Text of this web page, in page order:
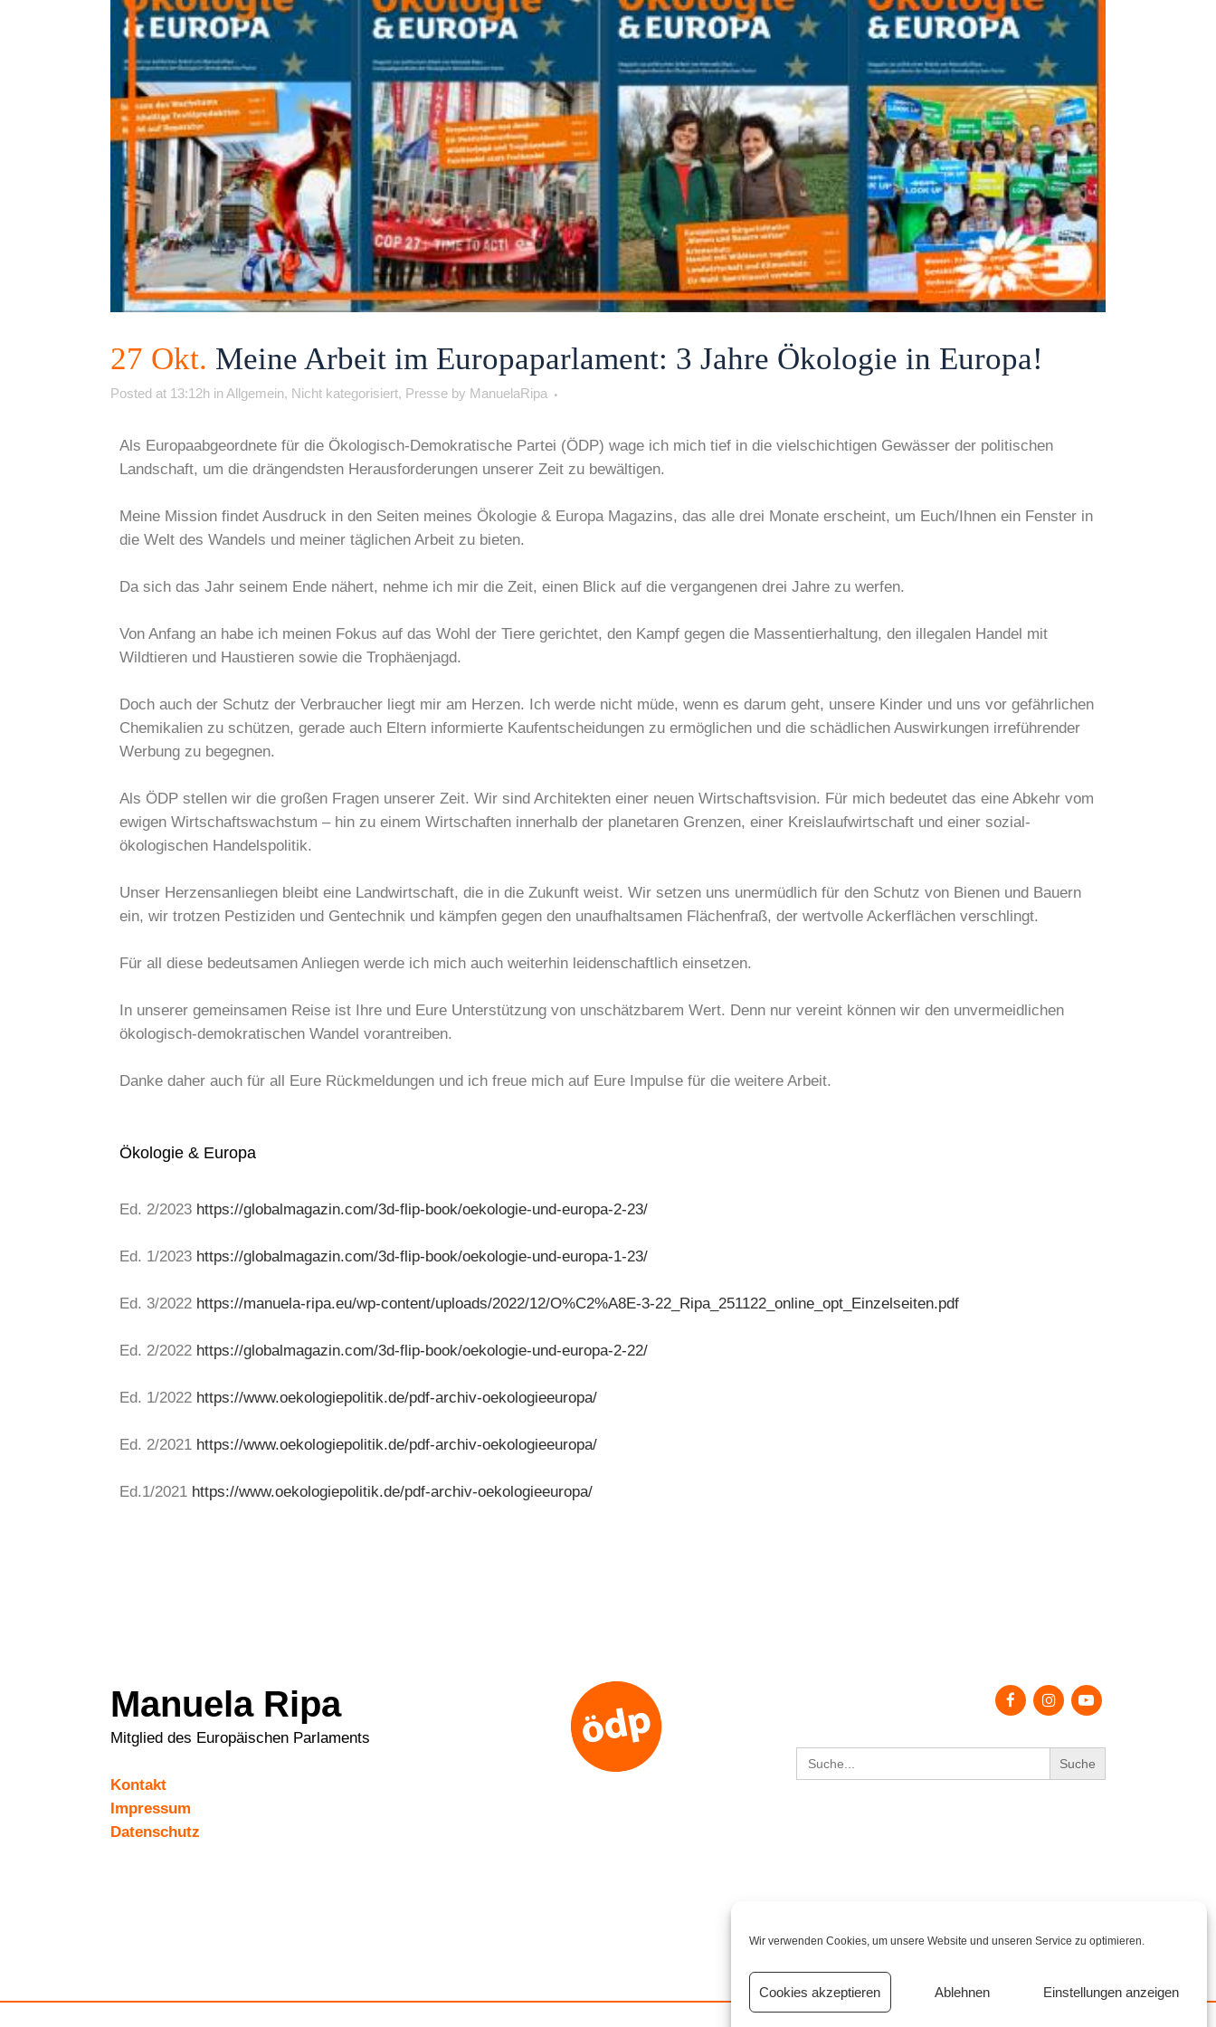
Wir verwenden Cookies, um unsere Website und unseren Service zu optimieren.
Cookies akzeptieren Ablehnen Einstellungen anzeigen
27 Okt. Meine Arbeit im Europaparlament: 3 Jahre Ökologie in Europa!
Posted at 13:12h inAllgemein, Nicht kategorisiert, Presse by ManuelaRipa
Als Europaabgeordnete für die Ökologisch-Demokratische Partei (ÖDP) wage ich mich tief in die vielschichtigen Gewässer der politischen
Landschaft, um die drängendsten Herausforderungen unserer Zeit zu bewältigen.
Meine Mission findet Ausdruck in den Seiten meines Ökologie & Europa Magazins, das alle drei Monate erscheint, um Euch/Ihnen ein Fenster in
die Welt des Wandels und meiner täglichen Arbeit zu bieten.
Da sich das Jahr seinem Ende nähert, nehme ich mir die Zeit, einen Blick auf die vergangenen drei Jahre zu werfen.
Von Anfang an habe ich meinen Fokus auf das Wohl der Tiere gerichtet, den Kampf gegen die Massentierhaltung, den illegalen Handel mit
Wildtieren und Haustieren sowie die Trophäenjagd.
Doch auch der Schutz der Verbraucher liegt mir am Herzen. Ich werde nicht müde, wenn es darum geht, unsere Kinder und uns vor gefährlichen
Chemikalien zu schützen, gerade auch Eltern informierte Kaufentscheidungen zu ermöglichen und die schädlichen Auswirkungen irreführender
Werbung zu begegnen.
Als ÖDP stellen wir die großen Fragen unserer Zeit. Wir sind Architekten einer neuen Wirtschaftsvision. Für mich bedeutet das eine Abkehr vom
ewigen Wirtschaftswachstum – hin zu einem Wirtschaften innerhalb der planetaren Grenzen, einer Kreislaufwirtschaft und einer sozial-
ökologischen Handelspolitik.
Unser Herzensanliegen bleibt eine Landwirtschaft, die in die Zukunft weist. Wir setzen uns unermüdlich für den Schutz von Bienen und Bauern
ein, wir trotzen Pestiziden und Gentechnik und kämpfen gegen den unaufhaltsamen Flächenfraß, der wertvolle Ackerflächen verschlingt.
Für all diese bedeutsamen Anliegen werde ich mich auch weiterhin leidenschaftlich einsetzen.
In unserer gemeinsamen Reise ist Ihre und Eure Unterstützung von unschätzbarem Wert. Denn nur vereint können wir den unvermeidlichen
ökologisch-demokratischen Wandel vorantreiben.
Danke daher auch für all Eure Rückmeldungen und ich freue mich auf Eure Impulse für die weitere Arbeit.
Ökologie & Europa
Ed. 2/2023 https://globalmagazin.com/3d-flip-book/oekologie-und-europa-2-23/
Ed. 1/2023 https://globalmagazin.com/3d-flip-book/oekologie-und-europa-1-23/
Ed. 3/2022 https://manuela-ripa.eu/wp-content/uploads/2022/12/O%C2%A8E-3-22_Ripa_251122_online_opt_Einzelseiten.pdf
Ed. 2/2022 https://globalmagazin.com/3d-flip-book/oekologie-und-europa-2-22/
Ed. 1/2022 https://www.oekologiepolitik.de/pdf-archiv-oekologieeuropa/
Ed. 2/2021 https://www.oekologiepolitik.de/pdf-archiv-oekologieeuropa/
Ed.1/2021 https://www.oekologiepolitik.de/pdf-archiv-oekologieeuropa/
Manuela Ripa
Mitglied des Europäischen Parlaments
Kontakt
Impressum
Datenschutz
for: